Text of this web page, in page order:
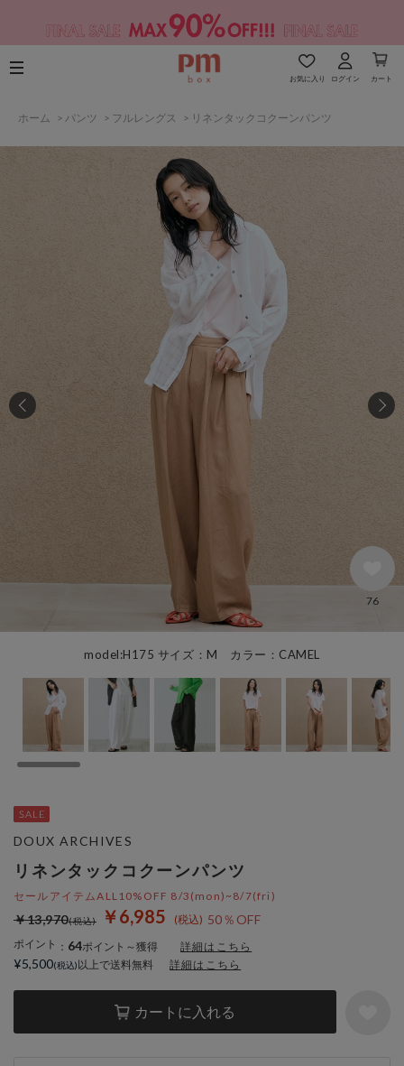
お気に入り ログイン カート
ホーム > パンツ > フルレングス > リネンタックコクーンパンツ
model:H175 サイズ：M カラー：CAMEL
76
リネンタックコクーンパンツ
セールアイテムALL10%OFF 8/3(mon)~8/7(fri)
￥6,985 50％OFF
￥13,970
ポイント ： 64ポイント～獲得 詳細はこちら
カートに入れる
DOUX ARCHIVES
¥5,500 以上で送料無料 詳細はこちら